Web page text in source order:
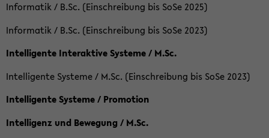
Informatik / B.Sc. (Einschreibung bis SoSe 2025)
Informatik / B.Sc. (Einschreibung bis SoSe 2023)
Intelligente Interaktive Systeme / M.Sc.
Intelligente Systeme / M.Sc. (Einschreibung bis SoSe 2023)
Intelligente Systeme / Promotion
Intelligenz und Bewegung / M.Sc.